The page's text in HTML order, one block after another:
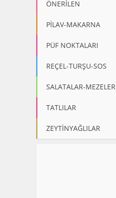
ÖNERİLEN
PİLAV-MAKARNA
PÜF NOKTALARI
REÇEL-TURŞU-SOS
SALATALAR-MEZELER
TATLILAR
ZEYTİNYAĞLILAR